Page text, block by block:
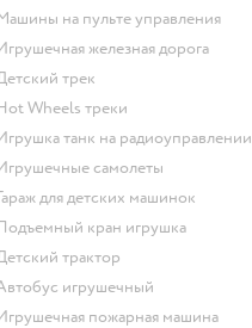
Машины на пульте управления
Игрушечная железная дорога
Детский трек
Hot Wheels треки
Игрушка танк на радиоуправлении
Игрушечные самолеты
Гараж для детских машинок
Подъемный кран игрушка
Детский трактор
Автобус игрушечный
Игрушечная пожарная машина